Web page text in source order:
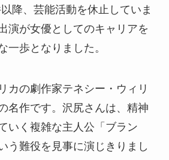
降、芸能活動を休止していま
演が女優としてのキャリアを
一歩となりました。
カの劇作家テネシー・ウィリ
名作です。沢尻さんは、精神
いく複雑な主人公「ブラン
う難役を見事に演じきりまし